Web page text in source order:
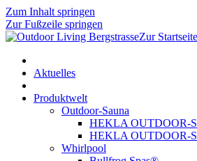
Zum Inhalt springen
Zur Fußzeile springen
Zur Startseite
Aktuelles
Produktwelt
Outdoor-Sauna
HEKLA OUTDOOR-
HEKLA OUTDOOR-
Whirlpool